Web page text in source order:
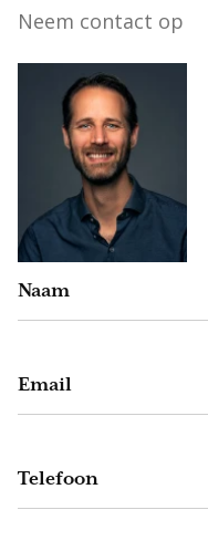
Neem contact op
Naam
Email
Telefoon